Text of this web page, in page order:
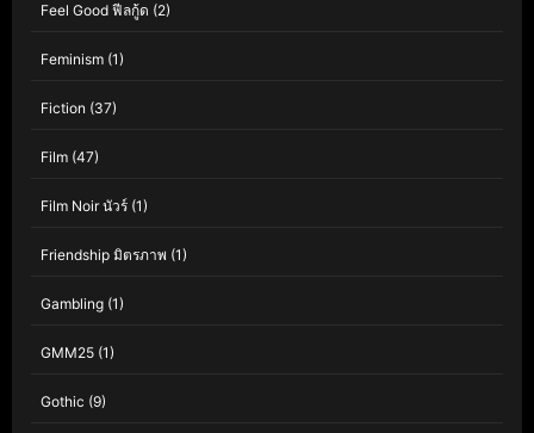
Feel Good ฟีลกู้ด (2)
Feminism (1)
Fiction (37)
Film (47)
Film Noir นัวร์ (1)
Friendship มิตรภาพ (1)
Gambling (1)
GMM25 (1)
Gothic (9)